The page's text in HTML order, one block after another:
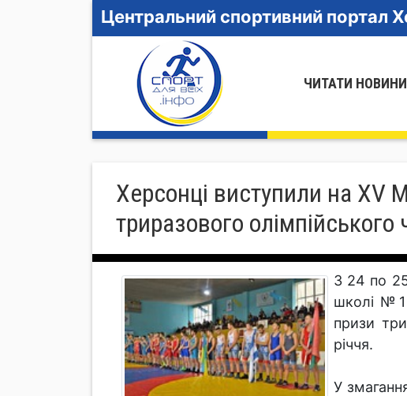
Центральний спортивний портал
ЧИТАТИ НОВИНИ
Херсонці виступили на XV
триразового
З 24 по
школі №1
призи
річчя.
У